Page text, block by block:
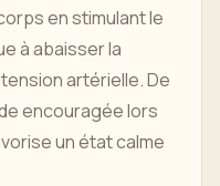
en stimulant le
à abaisser la
artérielle. De
encouragée lors
un état calme